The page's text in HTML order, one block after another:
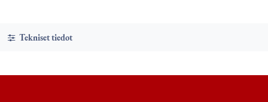
Tekniset tiedot